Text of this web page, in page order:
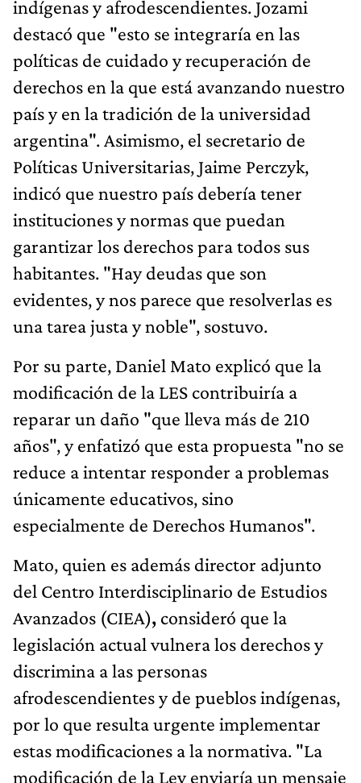
indígenas y afrodescendientes. Jozami
destacó que "esto se integraría en las
políticas de cuidado y recuperación de
derechos en la que está avanzando nuestro
país y en la tradición de la universidad
argentina". Asimismo, el secretario de
Políticas Universitarias, Jaime Perczyk,
indicó que nuestro país debería tener
instituciones y normas que puedan
garantizar los derechos para todos sus
habitantes. "Hay deudas que son
evidentes, y nos parece que resolverlas es
una tarea justa y noble", sostuvo.
Por su parte, Daniel Mato explicó que la
modificación de la LES contribuiría a
reparar un daño "que lleva más de 210
años", y enfatizó que esta propuesta "no se
reduce a intentar responder a problemas
únicamente educativos, sino
especialmente de Derechos Humanos".
Mato, quien es además director adjunto
del Centro Interdisciplinario de Estudios
Avanzados (CIEA), consideró que la
legislación actual vulnera los derechos y
discrimina a las personas
afrodescendientes y de pueblos indígenas,
por lo que resulta urgente implementar
estas modificaciones a la normativa. "La
modificación de la Ley enviaría un mensaje